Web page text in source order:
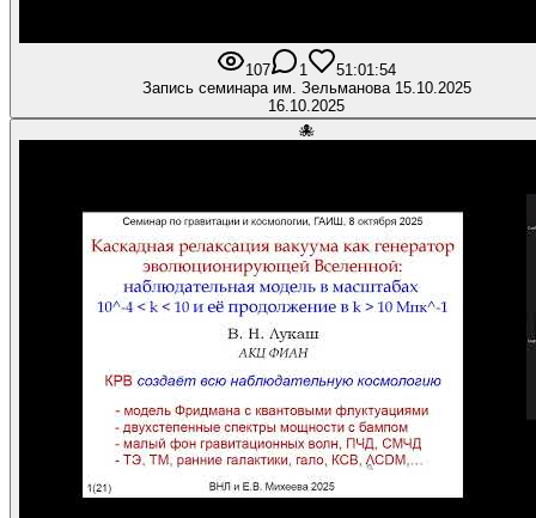
107 1 51:01:54
Запись семинара им. Зельманова 15.10.2025
16.10.2025
🐙